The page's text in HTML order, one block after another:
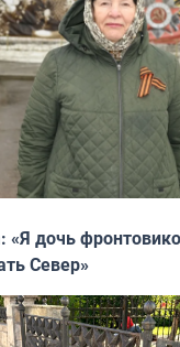
«Я дочь
Север»